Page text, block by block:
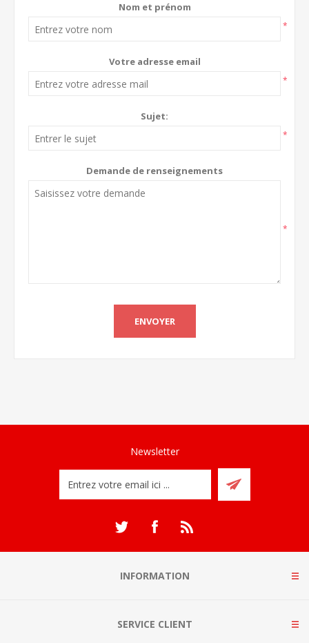
Nom et prénom
*
Votre adresse email
*
Sujet:
*
Demande de renseignements
*
Newsletter
INFORMATION
SERVICE CLIENT